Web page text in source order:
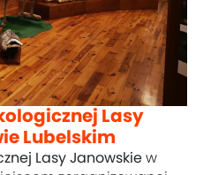
Lasy
Lubelskim
Lasy Janowskie w